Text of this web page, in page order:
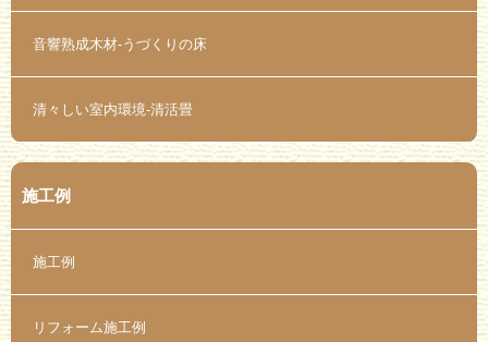
音響熟成木材-うづくりの床
清々しい室内環境-清活畳
施工例
施工例
リフォーム施工例